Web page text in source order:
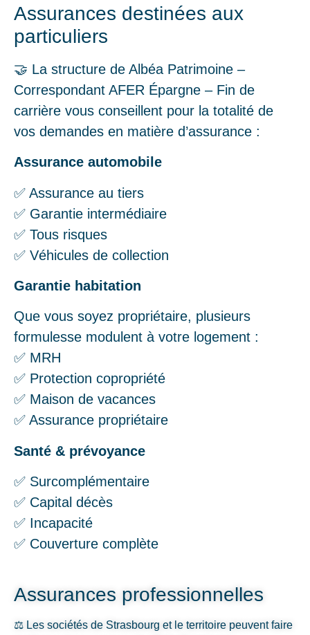
Assurances destinées aux
particuliers
🤝 La structure de Albéa Patrimoine –
Correspondant AFER Épargne – Fin de
carrière vous conseillent pour la totalité de
vos demandes en matière d’assurance :
Assurance automobile
✅ Assurance au tiers
✅ Garantie intermédiaire
✅ Tous risques
✅ Véhicules de collection
Garantie habitation
Que vous soyez propriétaire, plusieurs
formulesse modulent à votre logement :
✅ MRH
✅ Protection copropriété
✅ Maison de vacances
✅ Assurance propriétaire
Santé & prévoyance
✅ Surcomplémentaire
✅ Capital décès
✅ Incapacité
✅ Couverture complète
Assurances professionnelles
⚖️ Les sociétés de Strasbourg et le territoire peuvent faire